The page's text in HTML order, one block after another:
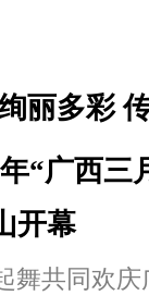
丽多彩
“广西三
开幕
舞共同欢